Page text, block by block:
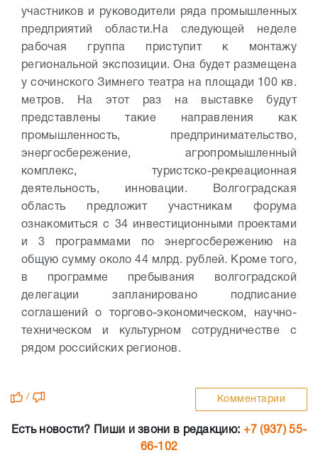
участников и руководители ряда промышленных
предприятий области. На следующей неделе
рабочая группа приступит к монтажу
региональной экспозиции. Она будет размещена
у сочинского Зимнего театра на площади 100 кв.
метров. На этот раз на выставке будут
представлены такие направления как
промышленность, предпринимательство,
энергосбережение, агропромышленный
комплекс, туристско-рекреационная
деятельность, инновации. Волгоградская
область предложит участникам форума
ознакомиться с 34 инвестиционными проектами
и 3 программами по энергосбережению на
общую сумму около 44 млрд. рублей. Кроме того,
в программе пребывания волгоградской
делегации запланировано подписание
соглашений о торгово-экономическом, научно-
техническом и культурном сотрудничестве с
рядом российских регионов.
/ Комментарии
Есть новости? Пиши и звони в редакцию: +7 (937) 55-
66-102